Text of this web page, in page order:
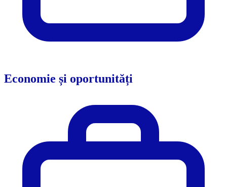
Economie și oportunități